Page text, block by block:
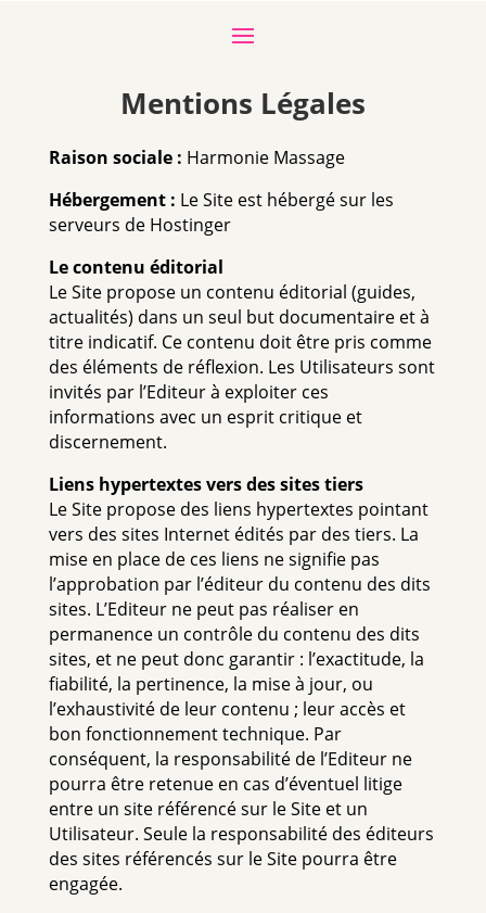
Mentions Légales
Raison sociale : Harmonie Massage
Hébergement : Le Site est hébergé sur les
serveurs de Hostinger
Le contenu éditorial
Le Site propose un contenu éditorial (guides,
actualités) dans un seul but documentaire et à
titre indicatif. Ce contenu doit être pris comme
des éléments de réflexion. Les Utilisateurs sont
invités par l’Editeur à exploiter ces
informations avec un esprit critique et
discernement.
Liens hypertextes vers des sites tiers
Le Site propose des liens hypertextes pointant
vers des sites Internet édités par des tiers. La
mise en place de ces liens ne signifie pas
l’approbation par l’éditeur du contenu des dits
sites. L’Editeur ne peut pas réaliser en
permanence un contrôle du contenu des dits
sites, et ne peut donc garantir : l’exactitude, la
fiabilité, la pertinence, la mise à jour, ou
l’exhaustivité de leur contenu ; leur accès et
bon fonctionnement technique. Par
conséquent, la responsabilité de l’Editeur ne
pourra être retenue en cas d’éventuel litige
entre un site référencé sur le Site et un
Utilisateur. Seule la responsabilité des éditeurs
des sites référencés sur le Site pourra être
engagée.